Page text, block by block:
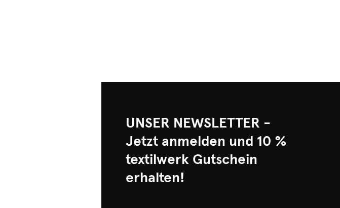
UNSER NEWSLETTER -
Jetzt anmelden und 10 %
textilwerk Gutschein
erhalten!